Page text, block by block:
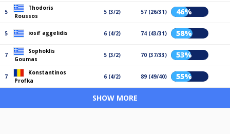
5
Thodoris
Roussos
5 (3/2) 57 (26/31) 46%
5 iosif aggelidis 6 (4/2) 74 (43/31) 58%
7
Sophoklis
Goumas
5 (3/2) 70 (37/33) 53%
7
Konstantinos
Profka
6 (4/2) 89 (49/40) 55%
SHOW MORE